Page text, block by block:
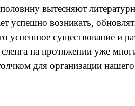
вытесняют
возникать,
существование и
на протяжении уже
для организации нашего